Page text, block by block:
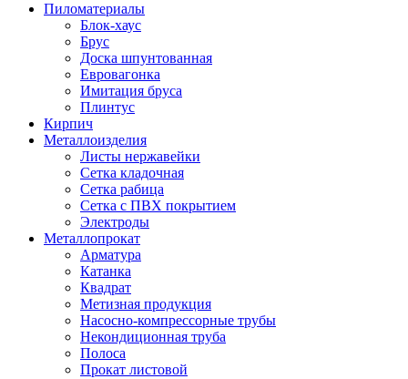
Пиломатериалы
Блок-хаус
Брус
Доска шпунтованная
Евровагонка
Имитация бруса
Плинтус
Кирпич
Металлоизделия
Листы нержавейки
Сетка кладочная
Сетка рабица
Сетка с ПВХ покрытием
Электроды
Металлопрокат
Арматура
Катанка
Квадрат
Метизная продукция
Насосно-компрессорные трубы
Некондиционная труба
Полоса
Прокат листовой